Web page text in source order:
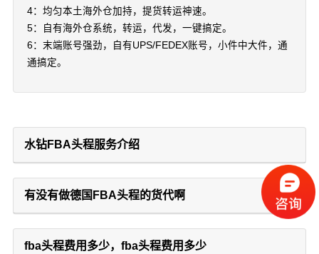
4：均匀本土海外仓加持，提货转运神速。
5：自有海外仓系统，转运，代发，一键搞定。
6：末端账号强劲，自有UPS/FEDEX账号，小件中大件，通
通搞定。
水钻FBA头程服务介绍
有没有做德国FBA头程的货代啊
fba头程费用多少，fba头程费用多少